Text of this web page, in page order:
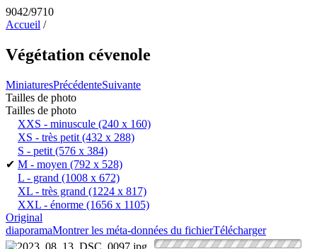
9042/9710
Accueil /
Végétation cévenole
MiniaturesPrécédenteSuivante
Tailles de photo
Tailles de photo
XXS - minuscule (240 x 160)
XS - très petit (432 x 288)
S - petit (576 x 384)
✔ M - moyen (792 x 528)
L - grand (1008 x 672)
XL - très grand (1224 x 817)
XXL - énorme (1656 x 1105)
Original
diaporamaMontrer les méta-données du fichierTélécharger